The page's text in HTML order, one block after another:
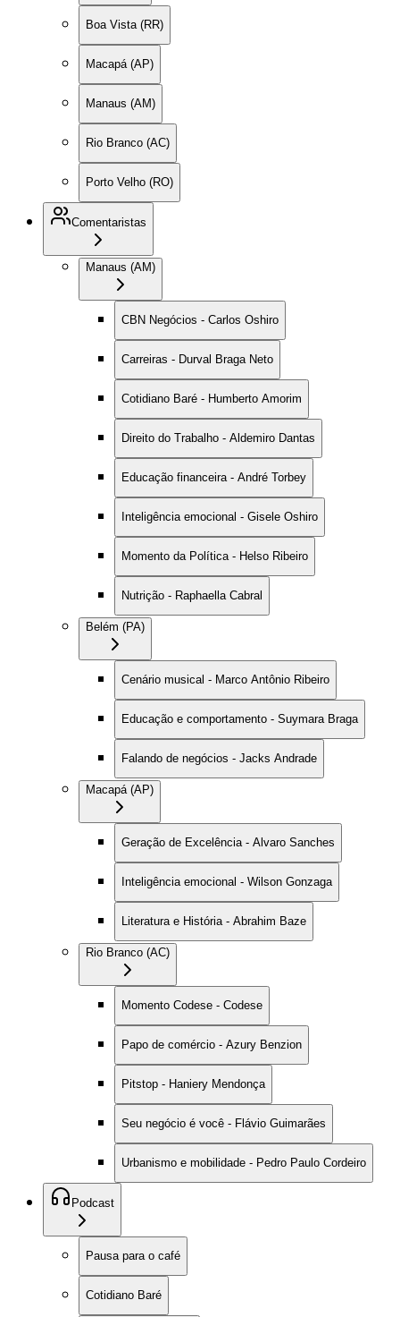
Boa Vista (RR)
Macapá (AP)
Manaus (AM)
Rio Branco (AC)
Porto Velho (RO)
Comentaristas
Manaus (AM)
CBN Negócios - Carlos Oshiro
Carreiras - Durval Braga Neto
Cotidiano Baré - Humberto Amorim
Direito do Trabalho - Aldemiro Dantas
Educação financeira - André Torbey
Inteligência emocional - Gisele Oshiro
Momento da Política - Helso Ribeiro
Nutrição - Raphaella Cabral
Belém (PA)
Cenário musical - Marco Antônio Ribeiro
Educação e comportamento - Suymara Braga
Falando de negócios - Jacks Andrade
Macapá (AP)
Geração de Excelência - Alvaro Sanches
Inteligência emocional - Wilson Gonzaga
Literatura e História - Abrahim Baze
Rio Branco (AC)
Momento Codese - Codese
Papo de comércio - Azury Benzion
Pitstop - Haniery Mendonça
Seu negócio é você - Flávio Guimarães
Urbanismo e mobilidade - Pedro Paulo Cordeiro
Podcast
Pausa para o café
Cotidiano Baré